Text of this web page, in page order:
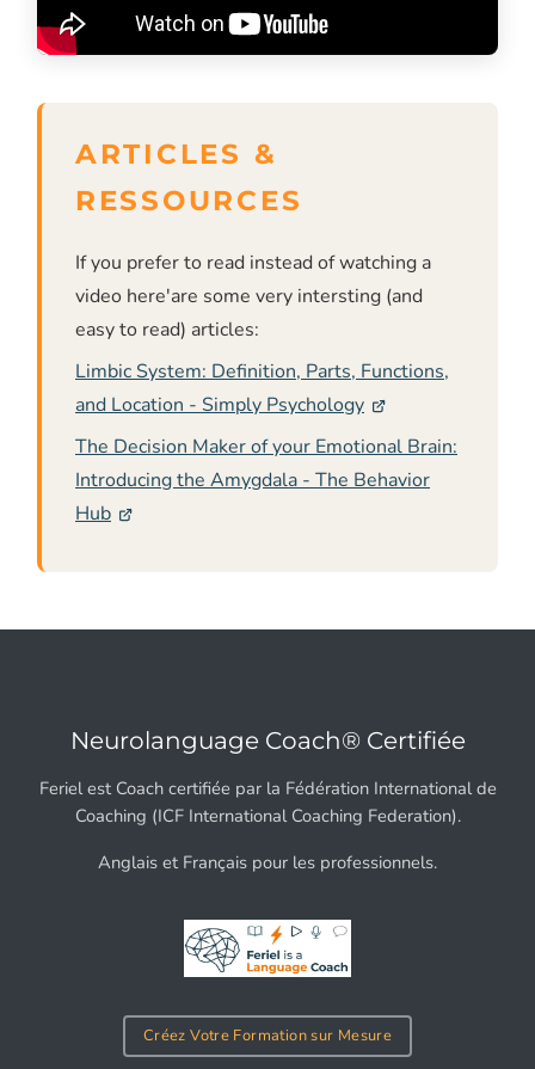
If you prefer to read instead of watching a
video here'are some very intersting (and
easy to read) articles:
Limbic System: Definition, Parts, Functions,
and Location - Simply Psychology
The Decision Maker of your Emotional Brain:
Introducing the Amygdala - The Behavior
Hub
Neurolanguage Coach® Certifiée
Feriel est Coach certifiée par la Fédération International de
Coaching (ICF International Coaching Federation).
Anglais et Français pour les professionnels.
Créez Votre Formation sur Mesure